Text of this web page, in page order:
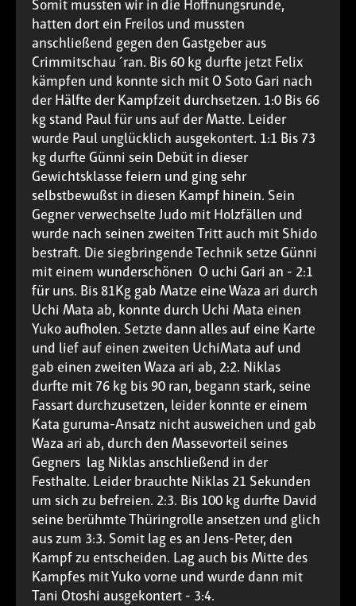
Somit mussten wir in die Hoffnungsrunde,
hatten dort ein Freilos und mussten
anschließend gegen den Gastgeber aus
Crimmitschau ´ran. Bis 60 kg durfte jetzt Felix
kämpfen und konnte sich mit O Soto Gari nach
der Hälfte der Kampfzeit durchsetzen. 1:0 Bis 66
kg stand Paul für uns auf der Matte. Leider
wurde Paul unglücklich ausgekontert. 1:1 Bis 73
kg durfte Günni sein Debüt in dieser
Gewichtsklasse feiern und ging sehr
selbstbewußst in diesen Kampf hinein. Sein
Gegner verwechselte Judo mit Holzfällen und
wurde nach seinen zweiten Tritt auch mit Shido
bestraft. Die siegbringende Technik setze Günni
mit einem wunderschönen O uchi Gari an - 2:1
für uns. Bis 81Kg gab Matze eine Waza ari durch
Uchi Mata ab, konnte durch Uchi Mata einen
Yuko aufholen. Setzte dann alles auf eine Karte
und lief auf einen zweiten UchiMata auf und
gab einen zweiten Waza ari ab, 2:2. Niklas
durfte mit 76 kg bis 90 ran, begann stark, seine
Fassart durchzusetzen, leider konnte er einem
Kata guruma-Ansatz nicht ausweichen und gab
Waza ari ab, durch den Massevorteil seines
Gegners lag Niklas anschließend in der
Festhalte. Leider brauchte Niklas 21 Sekunden
um sich zu befreien. 2:3. Bis 100 kg durfte David
seine berühmte Thüringrolle ansetzen und glich
aus zum 3:3. Somit lag es an Jens-Peter, den
Kampf zu entscheiden. Lag auch bis Mitte des
Kampfes mit Yuko vorne und wurde dann mit
Tani Otoshi ausgekontert - 3:4.